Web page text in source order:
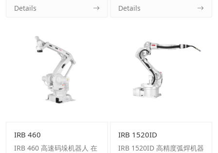
Details Details
IRB 460
IRB 460 高速码垛机器人 在
IRB 1520ID
IRB 1520ID 高精度弧焊机器